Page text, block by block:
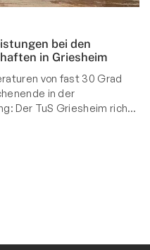
bei den
in Griesheim
von fast 30 Grad
in der
Der TuS Griesheim rich…